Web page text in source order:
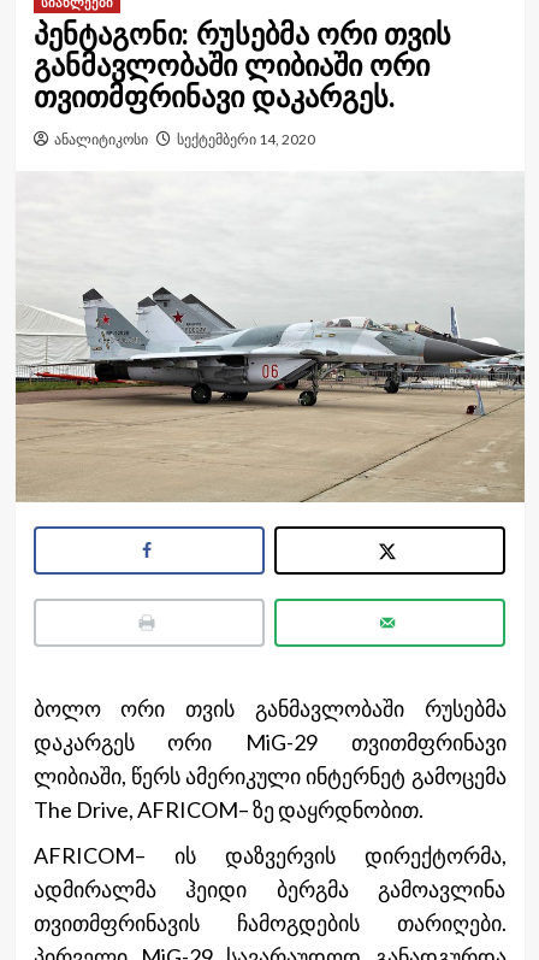
პენტაგონი: რუსებმა ორი თვის
განმავლობაში ლიბიაში ორი
თვითმფრინავი დაკარგეს.
ანალიტიკოსი სექტემბერი 14, 2020
ბოლო ორი თვის განმავლობაში რუსებმა
დაკარგეს ორი MiG-29 თვითმფრინავი
ლიბიაში, წერს ამერიკული ინტერნეტ გამოცემა
The Drive, AFRICOM– ზე დაყრდნობით.
AFRICOM– ის დაზვერვის დირექტორმა,
ადმირალმა ჰეიდი ბერგმა გამოავლინა
თვითმფრინავის ჩამოგდების თარიღები.